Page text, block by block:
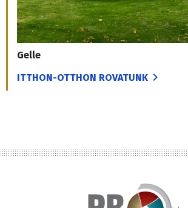
Gelle
ITTHON-OTTHON ROVATUNK